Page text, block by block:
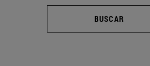
BUSCAR